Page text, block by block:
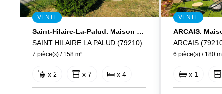
VENTE
Saint-Hilaire-La-Palud. Maison 7 pièces de 158m².
SAINT HILAIRE LA PALUD (79210)
7 pièce(s) / 158 m²
x 2 x 7 x 4
VENTE
ARCAIS
6 pièce(s) / 180
x 1